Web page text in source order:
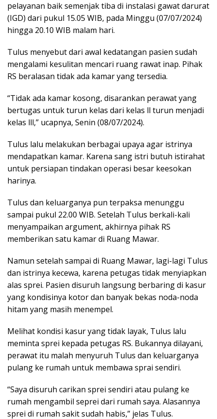
pelayanan baik semenjak tiba di instalasi gawat darurat
(IGD) dari pukul 15.05 WIB, pada Minggu (07/07/2024)
hingga 20.10 WIB malam hari.
Tulus menyebut dari awal kedatangan pasien sudah
mengalami kesulitan mencari ruang rawat inap. Pihak
RS beralasan tidak ada kamar yang tersedia.
“Tidak ada kamar kosong, disarankan perawat yang
bertugas untuk turun kelas dari kelas ll turun menjadi
kelas lll,” ucapnya, Senin (08/07/2024).
Tulus lalu melakukan berbagai upaya agar istrinya
mendapatkan kamar. Karena sang istri butuh istirahat
untuk persiapan tindakan operasi besar keesokan
harinya.
Tulus dan keluarganya pun terpaksa menunggu
sampai pukul 22.00 WIB. Setelah Tulus berkali-kali
menyampaikan argument, akhirnya pihak RS
memberikan satu kamar di Ruang Mawar.
Namun setelah sampai di Ruang Mawar, lagi-lagi Tulus
dan istrinya kecewa, karena petugas tidak menyiapkan
alas sprei. Pasien disuruh langsung berbaring di kasur
yang kondisinya kotor dan banyak bekas noda-noda
hitam yang masih menempel.
Melihat kondisi kasur yang tidak layak, Tulus lalu
meminta sprei kepada petugas RS. Bukannya dilayani,
perawat itu malah menyuruh Tulus dan keluarganya
pulang ke rumah untuk membawa sprai sendiri.
“Saya disuruh carikan sprei sendiri atau pulang ke
rumah mengambil seprei dari rumah saya. Alasannya
sprei di rumah sakit sudah habis,” jelas Tulus.